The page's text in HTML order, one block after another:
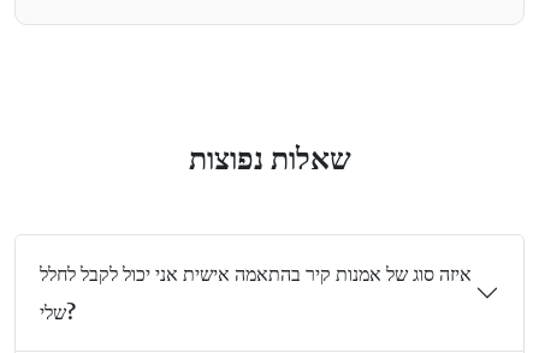
שאלות נפוצות
איזה סוג של אמנות קיר בהתאמה אישית אני יכול לקבל לחלל
שלי?